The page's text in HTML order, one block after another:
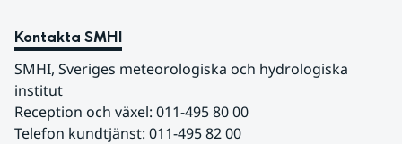
Kontakta SMHI
SMHI, Sveriges meteorologiska och hydrologiska
institut
Reception och växel: 011-495 80 00
Telefon kundtjänst: 011-495 82 00